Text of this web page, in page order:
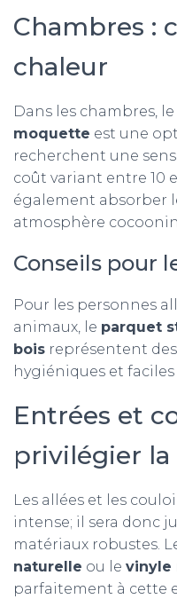
Chambres :
chaleur
Dans les chambres,
moquette est une
recherchent une
coût variant entre 10
également absorber
atmosphère
Conseils pour
Pour les personnes
animaux, le parquet
bois représentent
hygiéniques et
Entrées et
privilégier
Les allées et les
intense; il sera donc
matériaux robustes.
naturelle ou le vinyle
parfaitement à cette